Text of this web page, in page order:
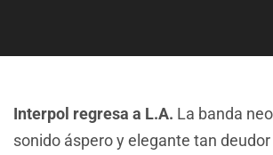
Interpol regresa a L.A. La banda
sonido áspero y elegante tan